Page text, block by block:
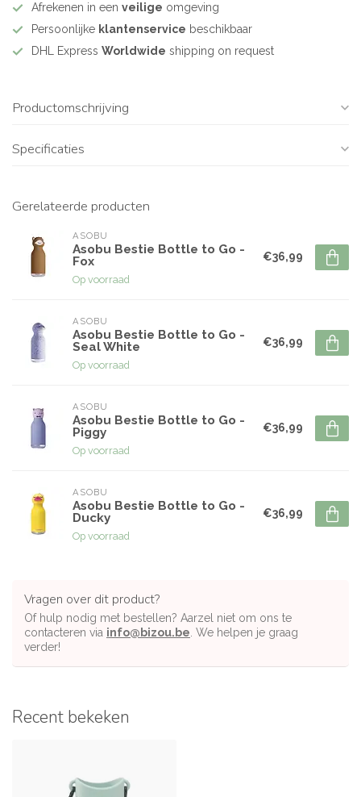
Afrekenen in een veilige omgeving
Persoonlijke klantenservice beschikbaar
DHL Express Worldwide shipping on request
Productomschrijving
Specificaties
Gerelateerde producten
ASOBU
Asobu Bestie Bottle to Go -
Fox
Op voorraad
€36,99
ASOBU
Asobu Bestie Bottle to Go -
Seal White
Op voorraad
€36,99
ASOBU
Asobu Bestie Bottle to Go -
Piggy
Op voorraad
€36,99
ASOBU
Asobu Bestie Bottle to Go -
Ducky
Op voorraad
€36,99
Vragen over dit product?
Of hulp nodig met bestellen? Aarzel niet om ons te
contacteren via info@bizou.be . We helpen je graag
verder!
Recent bekeken